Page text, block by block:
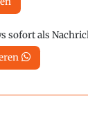
sofort als